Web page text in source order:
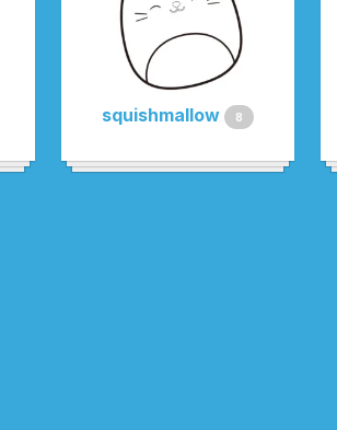
squishmallow 8